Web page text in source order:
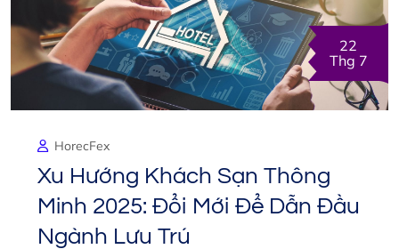
22
Thg 7
HorecFex
Xu Hướng Khách Sạn Thông
Minh 2025: Đổi Mới Để Dẫn Đầu
Ngành Lưu Trú